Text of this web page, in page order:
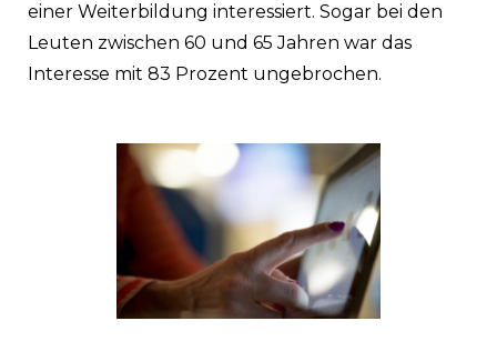
einer Weiterbildung interessiert. Sogar bei den
Leuten zwischen 60 und 65 Jahren war das
Interesse mit 83 Prozent ungebrochen.